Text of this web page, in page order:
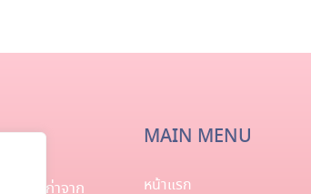
ศิษย์เก่าจาก
MAIN MENU
หน้าแรก